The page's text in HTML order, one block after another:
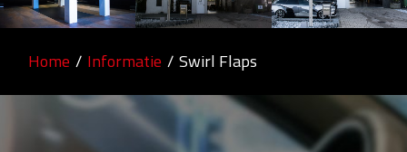
Home / Informatie / Swirl Flaps